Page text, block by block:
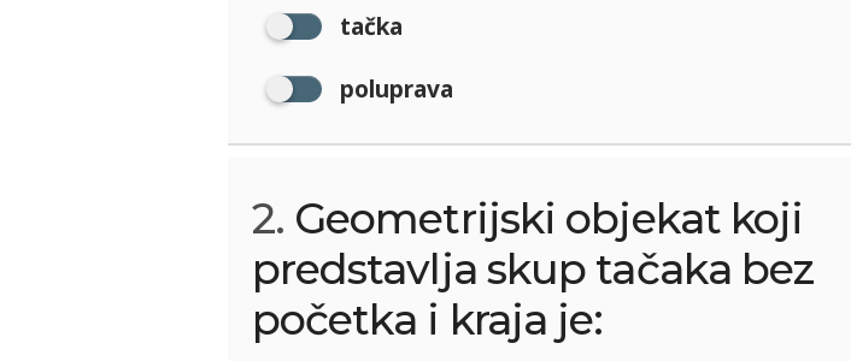
tačka
poluprava
2. Geometrijski objekat koji
predstavlja skup tačaka bez
početka i kraja je: